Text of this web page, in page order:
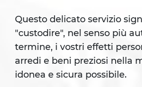
Questo delicato servizio
"custodire", nel senso più
termine, i vostri effetti
arredi e beni preziosi nella
idonea e sicura possibile.